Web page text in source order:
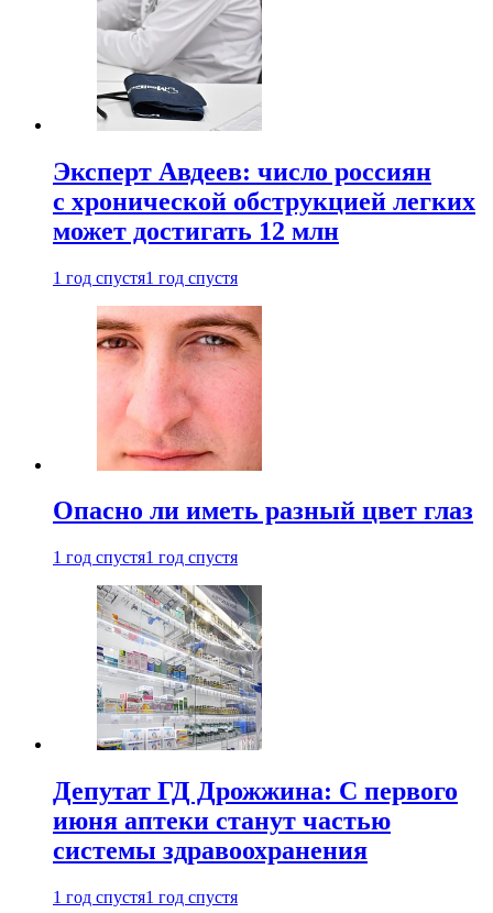
Эксперт Авдеев: число россиян
с хронической обструкцией легких
может достигать 12 млн
1 год спустя1 год спустя
Опасно ли иметь разный цвет глаз
1 год спустя1 год спустя
Депутат ГД Дрожжина: С первого
июня аптеки станут частью
системы здравоохранения
1 год спустя1 год спустя